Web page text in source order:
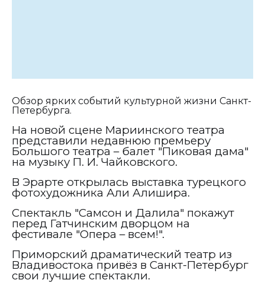
Обзор ярких событий культурной жизни Санкт-
Петербурга.
На новой сцене Мариинского театра
представили недавнюю премьеру
Большого театра – балет "Пиковая дама"
на музыку П. И. Чайковского.
В Эрарте открылась выставка турецкого
фотохудожника Али Алишира.
Спектакль "Самсон и Далила" покажут
перед Гатчинским дворцом на
фестивале "Опера – всем!".
Приморский драматический театр из
Владивостока привёз в Санкт-Петербург
свои лучшие спектакли.